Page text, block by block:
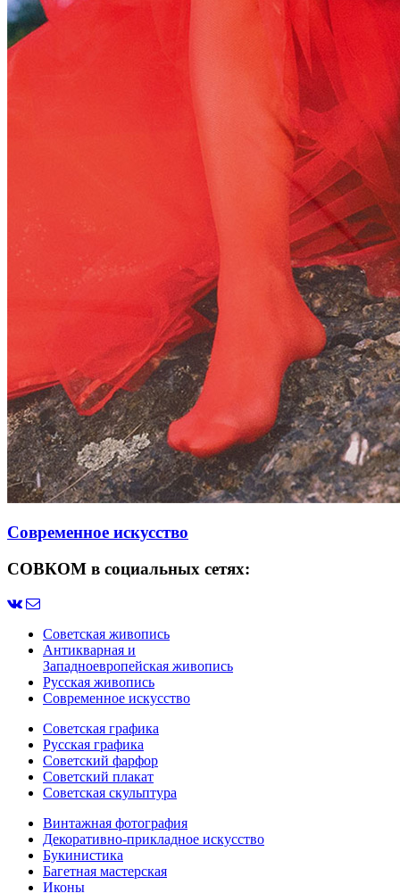
Современное искусство
СОВКОМ в социальных сетях:
Советская живопись
Антикварная и
Западноевропейская живопись
Русская живопись
Современное искусство
Советская графика
Русская графика
Советский фарфор
Советский плакат
Советская скульптура
Винтажная фотография
Декоративно-прикладное искусство
Букинистика
Багетная мастерская
Иконы